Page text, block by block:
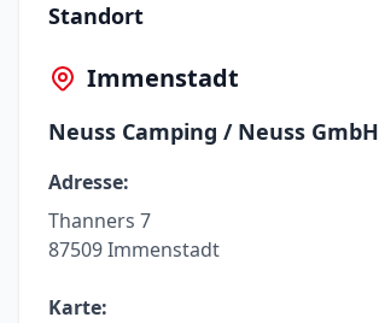
Standort
Immenstadt
Neuss Camping / Neuss GmbH
Adresse:
Thanners 7
87509 Immenstadt
Karte: